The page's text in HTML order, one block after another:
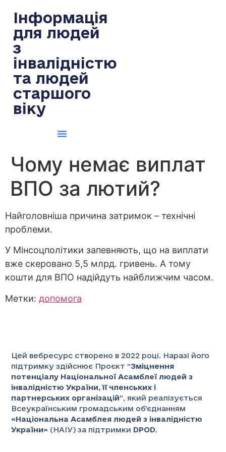
Інформація
для людей
з
інвалідністю
та людей
старшого
віку
Чому немає виплат
ВПО за лютий?
Найголовніша причина затримок – технічні
проблеми.
У Мінсоцполітики запевняють, що на виплати
вже скеровано 5,5 млрд. гривень. А тому
кошти для ВПО надійдуть найближчим часом.
Метки: допомога
Цей вебресурс створено в 2022 році. Наразі його
підтримку здійснює Проєкт “Зміцнення
потенціалу Національної Асамблеї людей з
інвалідністю України, її членських і
партнерських організацій”, який реалізується
Всеукраїнським громадським об’єднанням
«Національна Асамблея людей з інвалідністю
України» (НАІУ) за підтримки DPOD.